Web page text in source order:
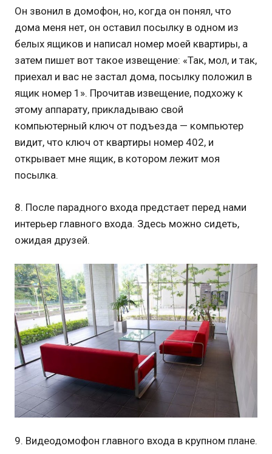
Он звонил в домофон, но, когда он понял, что
дома меня нет, он оставил посылку в одном из
белых ящиков и написал номер моей квартиры, а
затем пишет вот такое извещение: «Так, мол, и так,
приехал и вас не застал дома, посылку положил в
ящик номер 1». Прочитав извещение, подхожу к
этому аппарату, прикладываю свой
компьютерный ключ от подъезда — компьютер
видит, что ключ от квартиры номер 402, и
открывает мне ящик, в котором лежит моя
посылка.
8. После парадного входа предстает перед нами
интерьер главного входа. Здесь можно сидеть,
ожидая друзей.
9. Видеодомофон главного входа в крупном плане.